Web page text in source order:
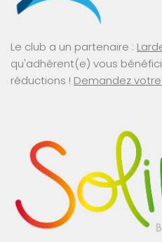
Le club a un partenaire :
qu'adhérent(e) vous
réductions ! Demandez